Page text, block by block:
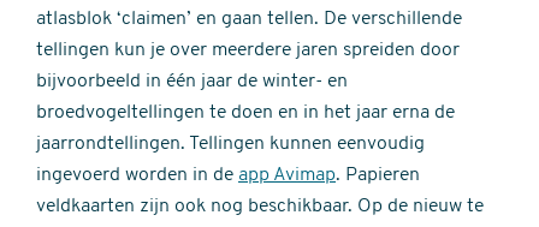
atlasblok ‘claimen’ en gaan tellen. De verschillende
tellingen kun je over meerdere jaren spreiden door
bijvoorbeeld in één jaar de winter- en
broedvogeltellingen te doen en in het jaar erna de
jaarrondtellingen. Tellingen kunnen eenvoudig
ingevoerd worden in de app Avimap. Papieren
veldkaarten zijn ook nog beschikbaar. Op de nieuw te